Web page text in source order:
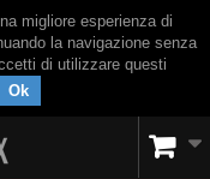
migliore esperienza di
la navigazione senza
di utilizzare questi
Ok